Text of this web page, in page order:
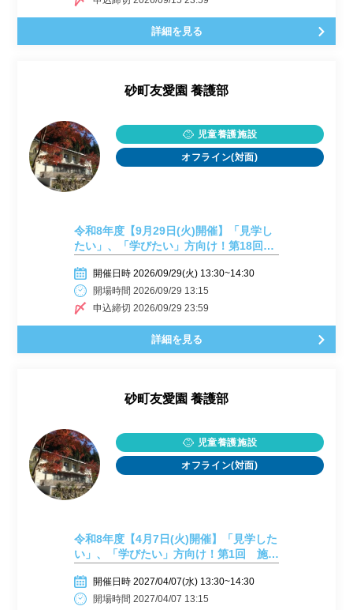
詳細を見る
砂町友愛園 養護部
児童養護施設
オフライン(対面)
令和8年度【9月29日(火)開催】「見学し
たい」、「学びたい」方向け！第18回
開催日時 2026/09/29(火) 13:30~14:30
開場時間 2026/09/29 13:15
申込締切 2026/09/29 23:59
詳細を見る
砂町友愛園 養護部
児童養護施設
オフライン(対面)
令和8年度【4月7日(火)開催】「見学した
い」、「学びたい」方向け！第1回 施設
開催日時 2027/04/07(水) 13:30~14:30
開場時間 2027/04/07 13:15